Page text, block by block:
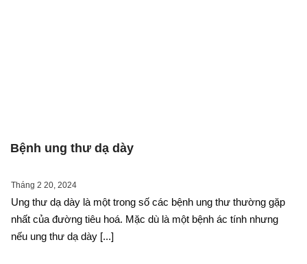
Bệnh ung thư dạ dày
Tháng 2 20, 2024
Ung thư dạ dày là một trong số các bệnh ung thư thường gặp
nhất của đường tiêu hoá. Mặc dù là một bệnh ác tính nhưng
nếu ung thư dạ dày [...]